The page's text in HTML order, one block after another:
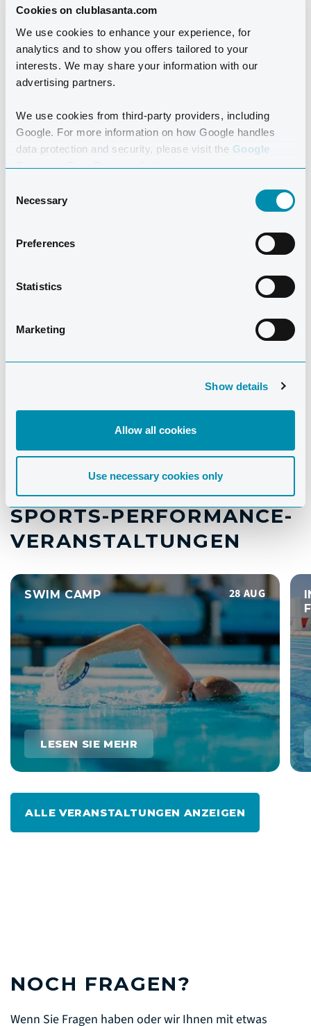
Cookies on clublasanta.com
We use cookies to enhance your experience, for
analytics and to show you offers tailored to your
interests. We may share your information with our
advertising partners.
We use cookies from third-party providers, including
Google. For more information on how Google handles
data protection and security, please visit the Google
Business Data Responsibility site.
Selection
Necessary
Preferences
Statistics
Marketing
Show details
Allow all cookies
Use necessary cookies only
Der Club La Santa hat diesen Bereich geschaffen, um
Gästen die beste Möglichkeit zu bieten, ihre
spezifischen Bedürfnisse zu erfüllen, wenn die
Bedingungen auf Lanzarote zu anspruchsvoll sind oder
außerhalb ihrer Komfortzone liegen. Dieser Raum kann
auch für das Training außerhalb der Stoßzeiten genutzt
werden, die in bestimmten Einrichtungen herrschen,
oder wenn Sie es vorziehen, Ihr Training in einer
50€ für 2 Stunden
WIE RESERVIEREN?
SPORTS-PERFORMANCE-
VERANSTALTUNGEN
SWIM CAMP 28 AUG
LESEN SIE MEHR
ALLE VERANSTALTUNGEN ANZEIGEN
NOCH FRAGEN?
Wenn Sie Fragen haben oder wir Ihnen mit etwas